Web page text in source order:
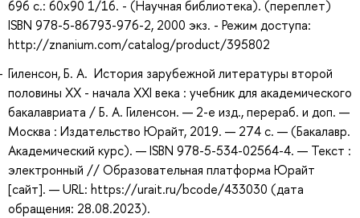
696 с.: 60x90 1/16. - (Научная библиотека). (переплет)
ISBN 978-5-86793-976-2, 2000 экз. - Режим доступа:
http://znanium.com/catalog/product/395802
Гиленсон, Б. А. История зарубежной литературы второй
половины XX - начала XXI века : учебник для академического
бакалавриата / Б. А. Гиленсон. — 2-е изд., перераб. и доп. —
Москва : Издательство Юрайт, 2019. — 274 с. — (Бакалавр.
Академический курс). — ISBN 978-5-534-02564-4. — Текст :
электронный // Образовательная платформа Юрайт
[сайт]. — URL: https://urait.ru/bcode/433030 (дата
обращения: 28.08.2023).